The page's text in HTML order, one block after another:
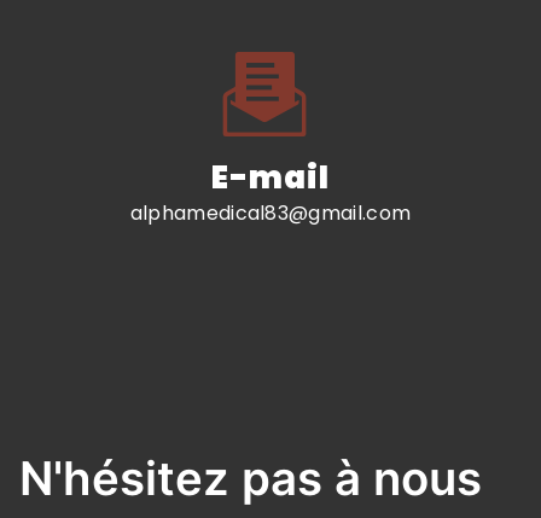
E-mail
alphamedical83@gmail.com
N'hésitez pas à nous